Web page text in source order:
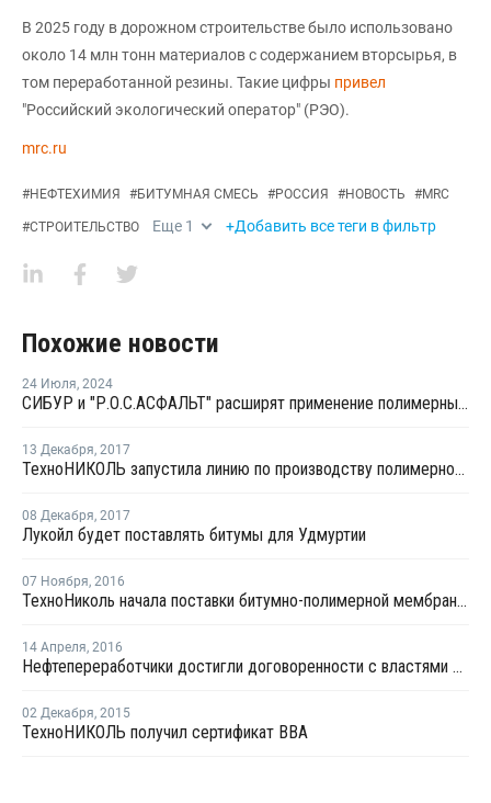
В 2025 году в дорожном строительстве было использовано
около 14 млн тонн материалов с содержанием вторсырья, в
том переработанной резины. Такие цифры привел
"Российский экологический оператор" (РЭО).
mrc.ru
#НЕФТЕХИМИЯ #БИТУМНАЯ СМЕСЬ #РОССИЯ #НОВОСТЬ #MRC
#СТРОИТЕЛЬСТВО Еще 1 +Добавить все теги в фильтр
Похожие новости
24 Июля, 2024
СИБУР и "Р.О.С.АСФАЛЬТ" расширят применение полимерных материалов в дорожном строительстве
13 Декабря, 2017
ТехноНИКОЛЬ запустила линию по производству полимерно-битумных материалов в Учалах
08 Декабря, 2017
Лукойл будет поставлять битумы для Удмуртии
07 Ноября, 2016
ТехноНиколь начала поставки битумно-полимерной мембраны в Иран
14 Апреля, 2016
Нефтепереработчики достигли договоренности с властями Башкирии с о строительстве дорог по новым стандартам
02 Декабря, 2015
ТехноНИКОЛЬ получил сертификат BBA